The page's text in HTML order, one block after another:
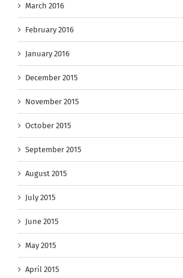
March 2016
February 2016
January 2016
December 2015
November 2015
October 2015
September 2015
August 2015
July 2015
June 2015
May 2015
April 2015